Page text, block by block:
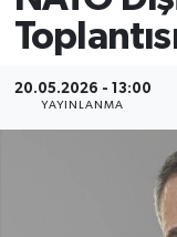
20.05.2026 - 13:00
YAYINLANMA
Son Dakika
Haber Arşivi